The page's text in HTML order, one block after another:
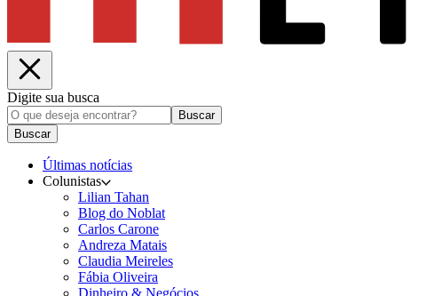
Digite sua busca
Buscar
Buscar
Últimas notícias
Colunistas
Lilian Tahan
Blog do Noblat
Carlos Carone
Andreza Matais
Claudia Meireles
Fábia Oliveira